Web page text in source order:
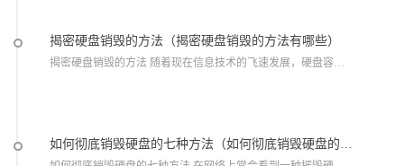
揭密硬盘销毁的方法（揭密硬盘销毁的方法有哪些）
揭密硬盘销毁的方法 随着现在信息技术的飞速发展，硬盘容量不断提升，越来越多人们面临着硬盘更新换代的问题，这样那些旧硬盘就会丢弃掉，很多人担心硬盘内部数据的流逝，...
如何彻底销毁硬盘的七种方法（如何彻底销毁硬盘的七种方法视频）